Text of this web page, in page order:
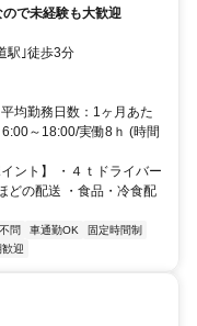
で未経験も大歓迎
駅｣徒歩3分
均勤務日数：1ヶ月あた
～18:00/実働8ｈ (時間
イント】 ・４ｔドライバー
どの配送 ・食品・冷食配
問 車通勤OK
固定時間制
迎